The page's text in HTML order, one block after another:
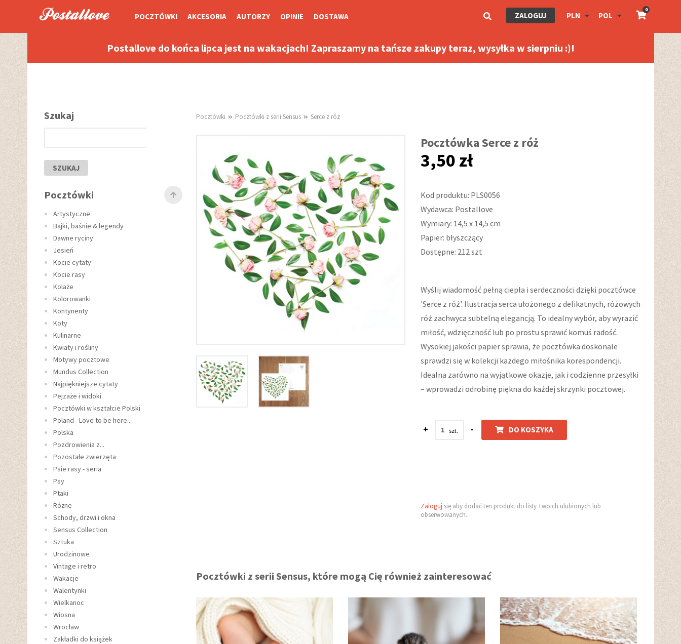
POCZTÓWKI AKCESORIA AUTORZY OPINIE DOSTAWA ZALOGUJ PLN POL
0
Postallove do końca lipca jest na wakacjach! Zapraszamy na tańsze zakupy teraz, wysyłka w sierpniu :)!
Szukaj
SZUKAJ
Pocztówki
Artystyczne
Bajki, baśnie & legendy
Dawne ryciny
Jesień
Kocie cytaty
Kocie rasy
Kolaże
Kolorowanki
Kontynenty
Koty
Kulinarne
Kwiaty i rośliny
Motywy pocztowe
Mundus Collection
Najpiękniejsze cytaty
Pejzaże i widoki
Pocztówki w kształcie Polski
Poland - Love to be here...
Polska
Pozdrowienia z...
Pozostałe zwierzęta
Psie rasy - seria
Psy
Ptaki
Różne
Schody, drzwi i okna
Sensus Collection
Sztuka
Urodzinowe
Vintage i retro
Wakacje
Walentynki
Wielkanoc
Wiosna
Wrocław
Zakładki do książek
Pocztówki Pocztówki z serii Sensus Serce z róż
Pocztówka Serce z róż
3,50 zł
Kod produktu: PLS0056
Wydawca: Postallove
Wymiary: 14,5 x 14,5 cm
Papier: błyszczący
Dostępne: 212 szt
Wyślij wiadomość pełną ciepła i serdeczności dzięki pocztówce
'Serce z róż'. Ilustracja serca ułożonego z delikatnych, różowych
róż zachwyca subtelną elegancją. To idealny wybór, aby wyrazić
miłość, wdzięczność lub po prostu sprawić komuś radość.
Wysokiej jakości papier sprawia, że pocztówka doskonale
sprawdzi się w kolekcji każdego miłośnika korespondencji.
Idealna zarówno na wyjątkowe okazje, jak i codzienne przesyłki
– wprowadzi odrobinę piękna do każdej skrzynki pocztowej.
+ - DO KOSZYKA
Zaloguj się aby dodać ten produkt do listy Twoich ulubionych lub
obserwowanych.
Pocztówki z serii Sensus, które mogą Cię również zainteresować